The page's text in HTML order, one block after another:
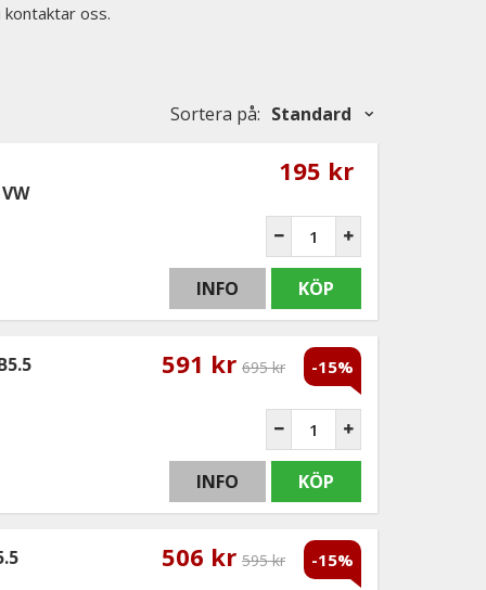
oss.
Sortera på: Standard
195 kr
INFO KÖP
591 kr 695 kr -15%
INFO KÖP
506 kr 595 kr -15%